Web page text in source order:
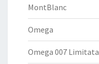
MontBlanc
Omega
Omega 007 Limitata